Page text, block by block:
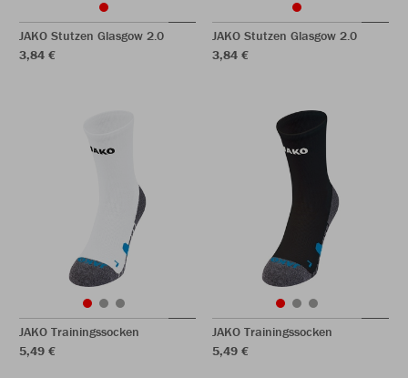
JAKO Stutzen Glasgow 2.0
3,84 €
JAKO Stutzen Glasgow 2.0
3,84 €
JAKO Trainingssocken
5,49 €
JAKO Trainingssocken
5,49 €